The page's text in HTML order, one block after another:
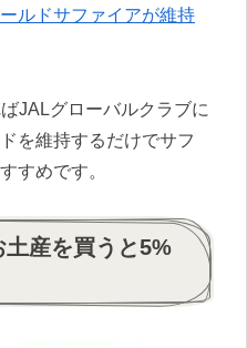
ルドサファイアが維持
JALグローバルクラブに
を維持するだけでサフ
すめです。
産を買うと5%